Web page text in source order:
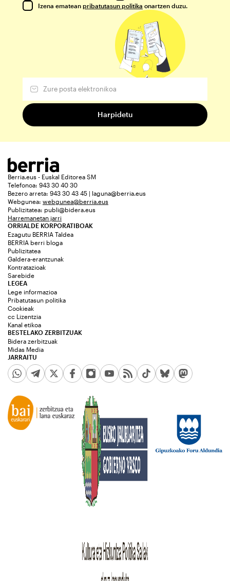
Izena ematean pribatutasun politika onartzen duzu.
Berria.eus - Euskal Editorea SM
Telefonoa: 943 30 40 30
Bezero arreta: 943 30 43 45 | laguna@berria.eus
Webgunea: webgunea@berria.eus
Publizitatea: publi@bidera.eus
Harremanetan jarri
ORRIALDE KORPORATIBOAK
Ezagutu BERRIA Taldea
BERRIA berri bloga
Publizitatea
Galdera-erantzunak
Kontratazioak
Sarebide
JARRAITU
LEGEA
Lege informazioa
Pribatutasun politika
Cookieak
cc Lizentzia
Kanal etikoa
BESTELAKO ZERBITZUAK
Bidera zerbitzuak
Midas Media